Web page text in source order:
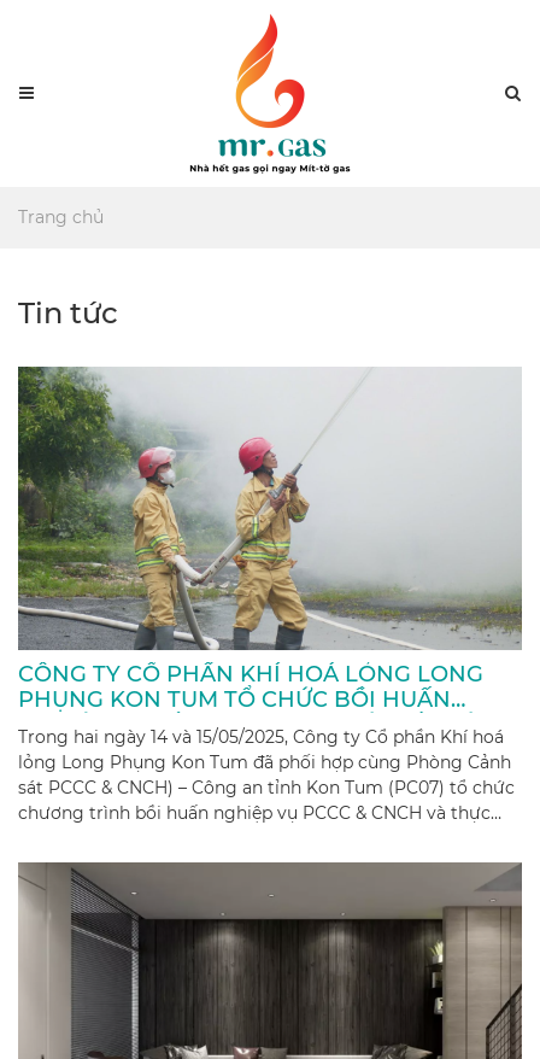
Menu
Trang chủ
Tin tức
CÔNG TY CỔ PHẦN KHÍ HOÁ LỎNG LONG
PHỤNG KON TUM TỔ CHỨC BỒI HUẤN
NGHIỆP VỤ VỀ PCCC & CNCH VÀ TIẾN HÀNH
THỰC TẬP PHƯƠNG ÁN CHỮA CHÁY VÀ
CNCH CHO CÁN BỘ, NHÂN VIÊN.
Trong hai ngày 14 và 15/05/2025, Công ty Cổ phần Khí hoá
lỏng Long Phụng Kon Tum đã phối hợp cùng Phòng Cảnh
sát PCCC & CNCH) – Công an tỉnh Kon Tum (PC07) tổ chức
chương trình bồi huấn nghiệp vụ PCCC & CNCH và thực
cán bộ, nhân viên công ty tại trụ sở chính – Lô D3, Khu
công nghiệp Hoà Bình, Phường Nguyễn Trãi, thành phố
Kon Tum, tỉnh Kon Tum.